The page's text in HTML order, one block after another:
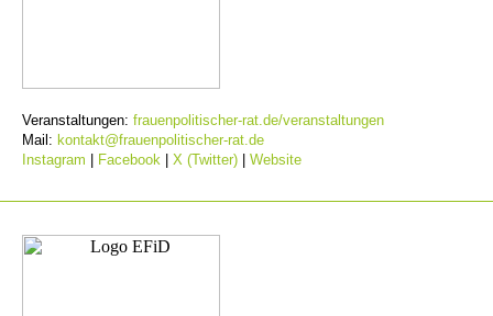
Veranstaltungen: frauenpolitischer-rat.de/veranstaltungen
Mail: kontakt@frauenpolitischer-rat.de
Instagram
Facebook X (Twitter) Website